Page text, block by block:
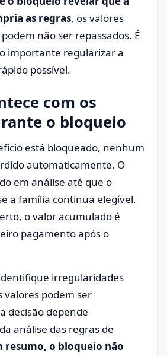
as regras, os valores
não ser repassados. É
importante regularizar a
possível.
com os
o bloqueio
está bloqueado, nenhum
automaticamente. O
em análise até que o
a família continua elegível.
o valor acumulado é
pagamento após o
irregularidades
valores podem ser
decisão depende
análise das regras de
resumo, o bloqueio não